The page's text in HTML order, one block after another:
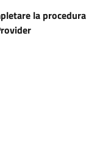
la procedura